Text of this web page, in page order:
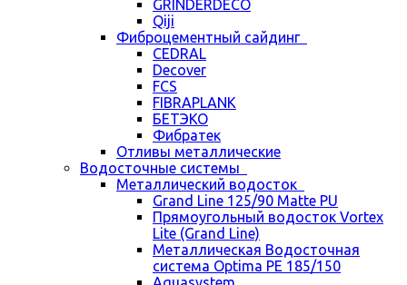
GRINDERDECO
Qiji
Фиброцементный сайдинг
CEDRAL
Decover
FCS
FIBRAPLANK
БЕТЭКО
Фибратек
Отливы металлические
Водосточные системы
Металлический водосток
Grand Line 125/90 Matte PU
Прямоугольный водосток Vortex
Lite (Grand Line)
Металлическая Водосточная
система Optima PE 185/150